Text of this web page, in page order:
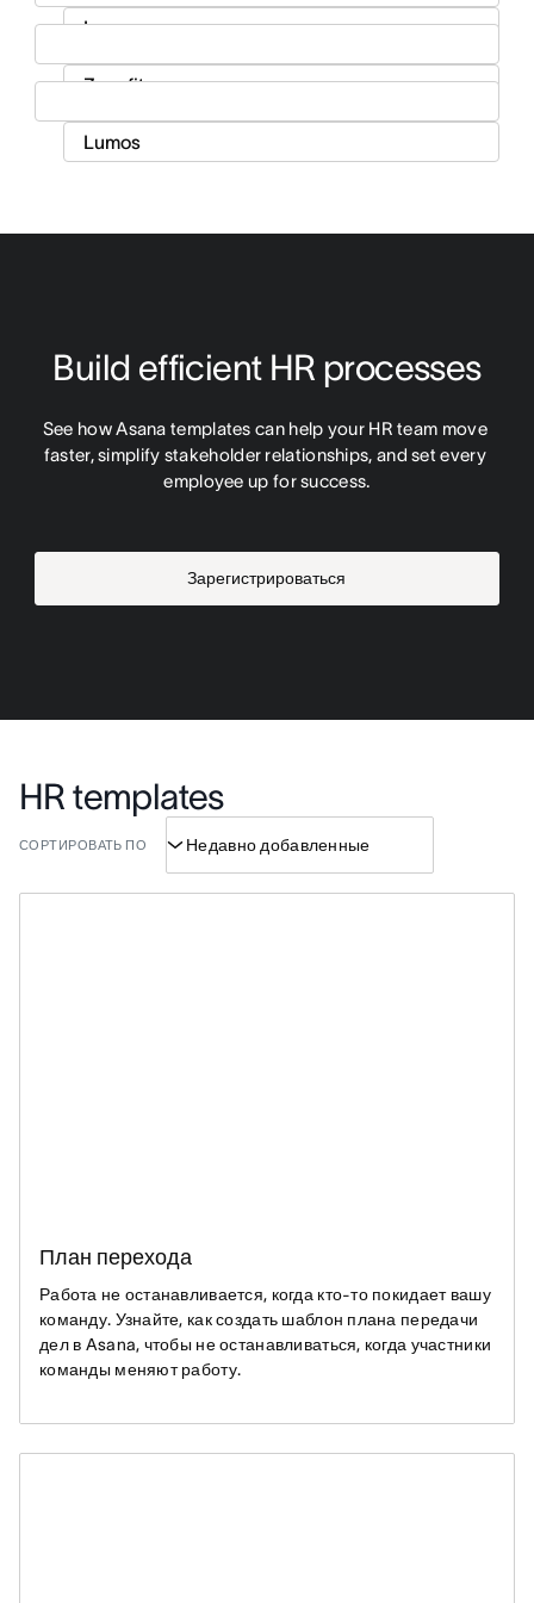
Build efficient HR processes
See how Asana templates can help your HR team move
faster, simplify stakeholder relationships, and set every
employee up for success.
Зарегистрироваться
HR templates
СОРТИРОВАТЬ ПО
План перехода
Работа не останавливается, когда кто-то покидает вашу
команду. Узнайте, как создать шаблон плана передачи
дел в Asana, чтобы не останавливаться, когда участники
команды меняют работу.